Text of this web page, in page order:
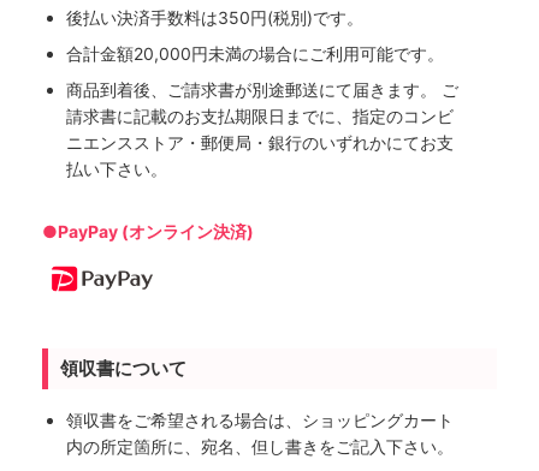
後払い決済手数料は350円(税別)です。
合計金額20,000円未満の場合にご利用可能です。
商品到着後、ご請求書が別途郵送にて届きます。 ご
請求書に記載のお支払期限日までに、指定のコンビ
ニエンスストア・郵便局・銀行のいずれかにてお支
払い下さい。
●PayPay (オンライン決済)
領収書について
領収書をご希望される場合は、ショッピングカート
内の所定箇所に、宛名、但し書きをご記入下さい。